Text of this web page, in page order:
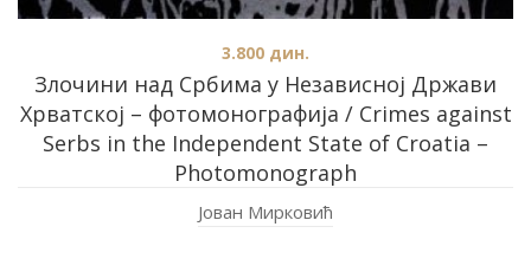
Злочини над Србима у Независној Држави
Хрватској – фотомонографија / Crimes against
Serbs in the Independent State of Croatia –
Photomonograph
3.800 дин.
Јован Мирковић